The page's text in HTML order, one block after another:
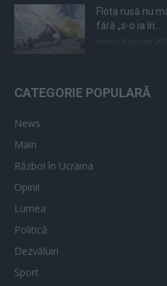
Flota rusă nu
fără „s-o ia în...
CATEGORIE POPULARĂ
News
Main
Război în Ucraina
Opinii
Lumea
Politică
Dezvăluiri
Sport